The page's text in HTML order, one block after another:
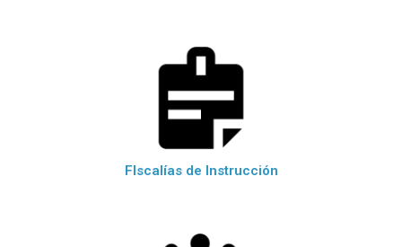
FIscalías de Instrucción